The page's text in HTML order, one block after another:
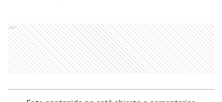
Ads